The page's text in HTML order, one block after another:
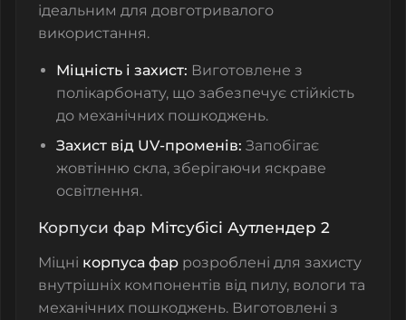
ідеальним для довготривалого
використання.
Міцність і захист: Виготовлене з
полікарбонату, що забезпечує стійкість
до механічних пошкоджень.
Захист від UV-променів: Запобігає
жовтінню скла, зберігаючи яскраве
освітлення.
Корпуси фар Мітсубісі Аутлендер 2
Міцні корпуса фар розроблені для захисту
внутрішніх компонентів від пилу, вологи та
механічних пошкоджень. Виготовлені з